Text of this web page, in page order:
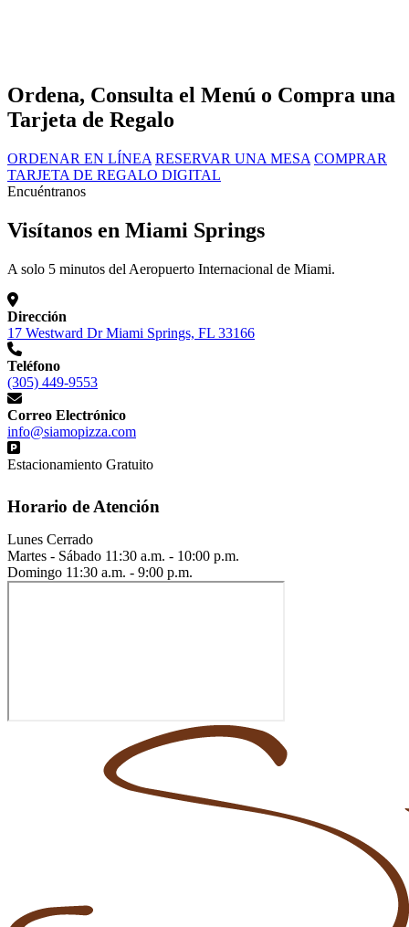
Ordena, Consulta el Menú o Compra una
Tarjeta de Regalo
ORDENAR EN LÍNEA RESERVAR UNA MESA COMPRAR
TARJETA DE REGALO DIGITAL
Encuéntranos
Visítanos en Miami Springs
A solo 5 minutos del Aeropuerto Internacional de Miami.
Dirección
17 Westward Dr Miami Springs, FL 33166
Teléfono
(305) 449-9553
Correo Electrónico
info@siamopizza.com
Estacionamiento Gratuito
Horario de Atención
Lunes Cerrado
Martes - Sábado 11:30 a.m. - 10:00 p.m.
Domingo 11:30 a.m. - 9:00 p.m.